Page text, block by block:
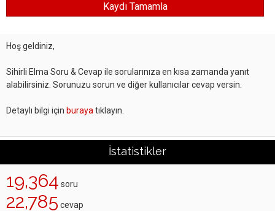
Hoş geldiniz,
Sihirli Elma Soru & Cevap ile sorularınıza en kısa zamanda yanıt
alabilirsiniz. Sorunuzu sorun ve diğer kullanıcılar cevap versin.
Detaylı bilgi için buraya tıklayın.
İstatistikler
19,364 soru
22,785 cevap